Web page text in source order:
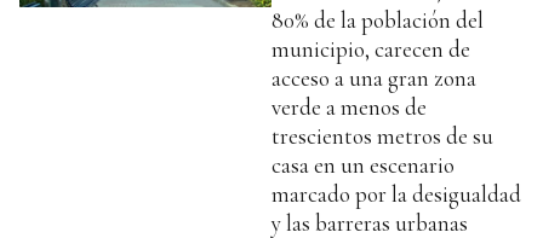
80% de la población del
municipio, carecen de
acceso a una gran zona
verde a menos de
trescientos metros de su
casa en un escenario
marcado por la desigualdad
y las barreras urbanas